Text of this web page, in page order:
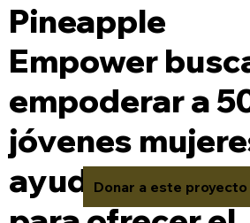
Pineapple
Empower
empoderar a
jóvenes
ayuda esDonar a este proyecto